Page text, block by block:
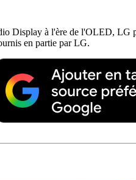
Display à l'ère de l'OLED,
en partie par LG.